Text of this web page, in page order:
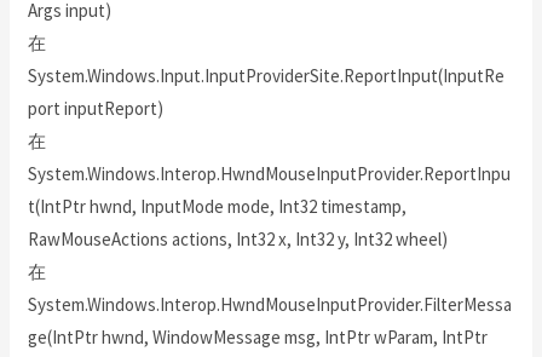
Args input)
在
System.Windows.Input.InputProviderSite.ReportInput(InputRe
port inputReport)
在
System.Windows.Interop.HwndMouseInputProvider.ReportInpu
t(IntPtr hwnd, InputMode mode, Int32 timestamp,
RawMouseActions actions, Int32 x, Int32 y, Int32 wheel)
在
System.Windows.Interop.HwndMouseInputProvider.FilterMessa
ge(IntPtr hwnd, WindowMessage msg, IntPtr wParam, IntPtr